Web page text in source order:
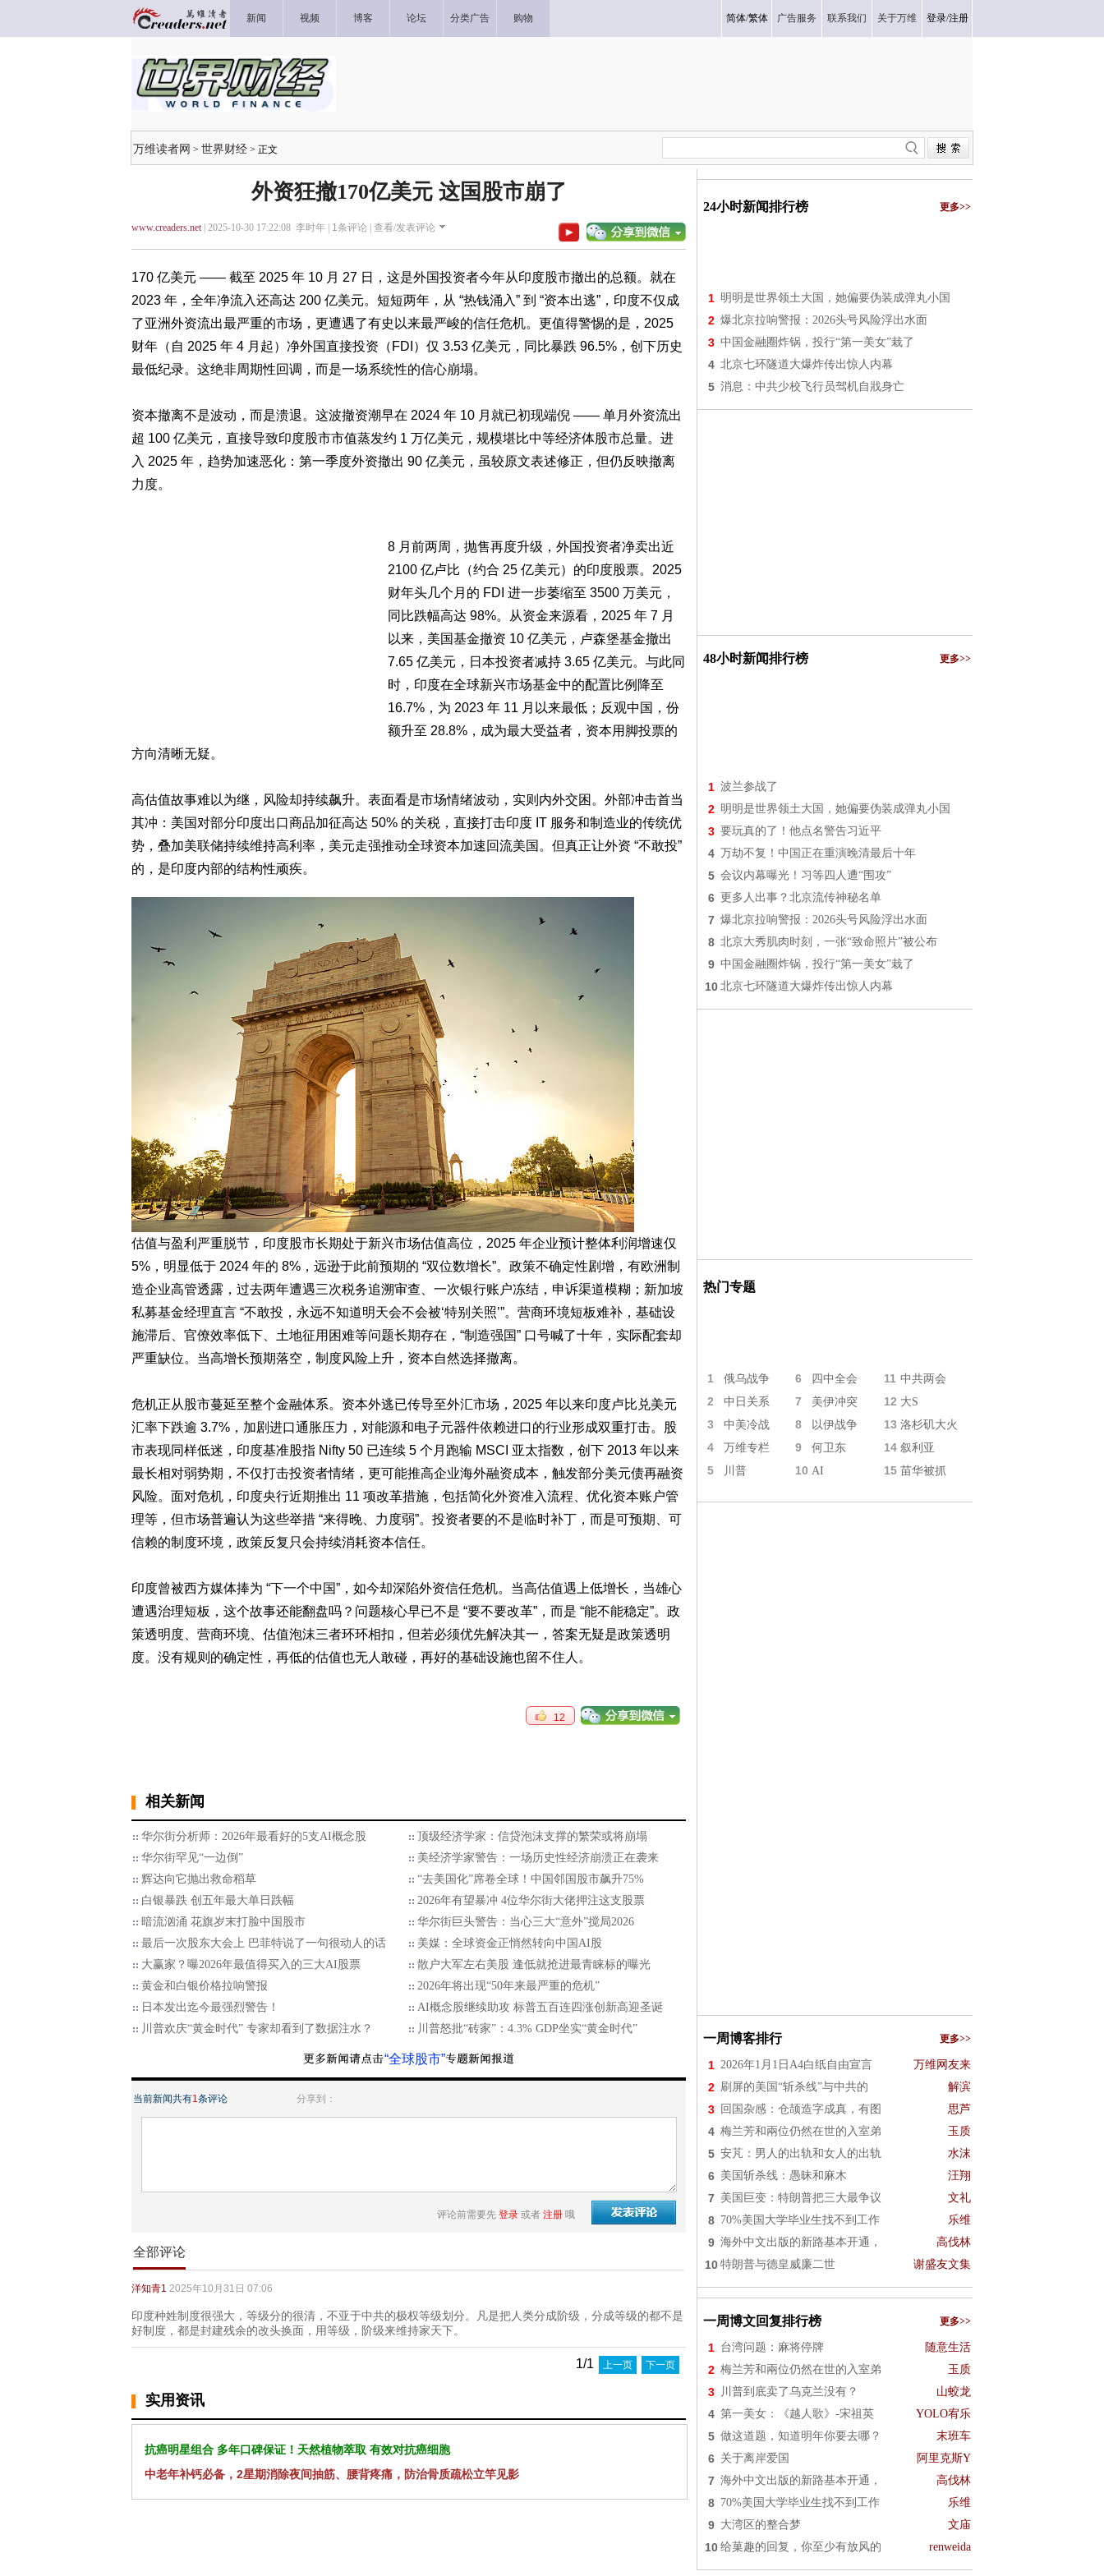
新闻 视频 博客 论坛 分类广告 购物 简体/繁体 广告服务 联系我们 关于万维 登录/注册
万维读者网 > 世界财经 > 正文
外资狂撤170亿美元 这国股市崩了
www.creaders.net| 2025-10-30 17:22:08 李时年 | 1条评论 | 查看/发表评论
170 亿美元 —— 截至 2025 年 10 月 27 日，这是外国投资者今年从印度股市撤出的总额。就在
2023 年，全年净流入还高达 200 亿美元。短短两年，从 “热钱涌入” 到 “资本出逃”，印度不仅成
了亚洲外资流出最严重的市场，更遭遇了有史以来最严峻的信任危机。更值得警惕的是，2025
财年（自 2025 年 4 月起）净外国直接投资（FDI）仅 3.53 亿美元，同比暴跌 96.5%，创下历史
最低纪录。这绝非周期性回调，而是一场系统性的信心崩塌。
资本撤离不是波动，而是溃退。这波撤资潮早在 2024 年 10 月就已初现端倪 —— 单月外资流出
超 100 亿美元，直接导致印度股市市值蒸发约 1 万亿美元，规模堪比中等经济体股市总量。进
入 2025 年，趋势加速恶化：第一季度外资撤出 90 亿美元，虽较原文表述修正，但仍反映撤离
力度。
8 月前两周，抛售再度升级，外国投资者净卖出近
2100 亿卢比（约合 25 亿美元）的印度股票。2025
财年头几个月的 FDI 进一步萎缩至 3500 万美元，
同比跌幅高达 98%。从资金来源看，2025 年 7 月
以来，美国基金撤资 10 亿美元，卢森堡基金撤出
7.65 亿美元，日本投资者减持 3.65 亿美元。与此同
时，印度在全球新兴市场基金中的配置比例降至
16.7%，为 2023 年 11 月以来最低；反观中国，份
额升至 28.8%，成为最大受益者，资本用脚投票的
方向清晰无疑。
高估值故事难以为继，风险却持续飙升。表面看是市场情绪波动，实则内外交困。外部冲击首当
其冲：美国对部分印度出口商品加征高达 50% 的关税，直接打击印度 IT 服务和制造业的传统优
势，叠加美联储持续维持高利率，美元走强推动全球资本加速回流美国。但真正让外资 “不敢投”
的，是印度内部的结构性顽疾。
估值与盈利严重脱节，印度股市长期处于新兴市场估值高位，2025 年企业预计整体利润增速仅
5%，明显低于 2024 年的 8%，远逊于此前预期的 “双位数增长”。政策不确定性剧增，有欧洲制
造企业高管透露，过去两年遭遇三次税务追溯审查、一次银行账户冻结，申诉渠道模糊；新加坡
私募基金经理直言 “不敢投，永远不知道明天会不会被‘特别关照’”。营商环境短板难补，基础设
施滞后、官僚效率低下、土地征用困难等问题长期存在，“制造强国” 口号喊了十年，实际配套却
严重缺位。当高增长预期落空，制度风险上升，资本自然选择撤离。
危机正从股市蔓延至整个金融体系。资本外逃已传导至外汇市场，2025 年以来印度卢比兑美元
汇率下跌逾 3.7%，加剧进口通胀压力，对能源和电子元器件依赖进口的行业形成双重打击。股
市表现同样低迷，印度基准股指 Nifty 50 已连续 5 个月跑输 MSCI 亚太指数，创下 2013 年以来
最长相对弱势期，不仅打击投资者情绪，更可能推高企业海外融资成本，触发部分美元债再融资
风险。面对危机，印度央行近期推出 11 项改革措施，包括简化外资准入流程、优化资本账户管
理等，但市场普遍认为这些举措 “来得晚、力度弱”。投资者要的不是临时补丁，而是可预期、可
信赖的制度环境，政策反复只会持续消耗资本信任。
印度曾被西方媒体捧为 “下一个中国”，如今却深陷外资信任危机。当高估值遇上低增长，当雄心
遭遇治理短板，这个故事还能翻盘吗？问题核心早已不是 “要不要改革”，而是 “能不能稳定”。政
策透明度、营商环境、估值泡沫三者环环相扣，但若必须优先解决其一，答案无疑是政策透明
度。没有规则的确定性，再低的估值也无人敢碰，再好的基础设施也留不住人。
12
相关新闻
华尔街分析师：2026年最看好的5支AI概念股
顶级经济学家：信贷泡沫支撑的繁荣或将崩塌
华尔街罕见“一边倒”
美经济学家警告：一场历史性经济崩溃正在袭来
辉达向它抛出救命稻草
“去美国化”席卷全球！中国邻国股市飙升75%
白银暴跌 创五年最大单日跌幅
2026年有望暴冲 4位华尔街大佬押注这支股票
暗流汹涌 花旗岁末打脸中国股市
华尔街巨头警告：当心三大“意外”搅局2026
最后一次股东大会上 巴菲特说了一句很动人的话
美媒：全球资金正悄然转向中国AI股
大赢家？曝2026年最值得买入的三大AI股票
散户大军左右美股 逢低就抢进最青睐标的曝光
黄金和白银价格拉响警报
2026年将出现“50年来最严重的危机”
日本发出迄今最强烈警告！
AI概念股继续助攻 标普五百连四涨创新高迎圣诞
川普欢庆“黄金时代” 专家却看到了数据注水？
川普怒批“砖家”：4.3% GDP坐实“黄金时代”
“全球股市”
当前新闻共有1条评论 分享到：
评论前需要先 登录 或者 注册 哦
全部评论
洋知青1 2025年10月31日 07:06
印度种姓制度很强大，等级分的很清，不亚于中共的极权等级划分。凡是把人类分成阶级，分成等级的都不是
好制度，都是封建残余的改头换面，用等级，阶级来维持家天下。
1/1 上一页 下一页
实用资讯
抗癌明星组合 多年口碑保证！天然植物萃取 有效对抗癌细胞
中老年补钙必备，2星期消除夜间抽筋、腰背疼痛，防治骨质疏松立竿见影
24小时新闻排行榜 更多>>
1 明明是世界领土大国，她偏要伪装成弹丸小国
2 爆北京拉响警报：2026头号风险浮出水面
3 中国金融圈炸锅，投行“第一美女”栽了
4 北京七环隧道大爆炸传出惊人内幕
5 消息：中共少校飞行员驾机自戕身亡
48小时新闻排行榜 更多>>
1 波兰参战了
2 明明是世界领土大国，她偏要伪装成弹丸小国
3 要玩真的了！他点名警告习近平
4 万劫不复！中国正在重演晚清最后十年
5 会议内幕曝光！习等四人遭“围攻”
6 更多人出事？北京流传神秘名单
7 爆北京拉响警报：2026头号风险浮出水面
8 北京大秀肌肉时刻，一张“致命照片”被公布
9 中国金融圈炸锅，投行“第一美女”栽了
10 北京七环隧道大爆炸传出惊人内幕
热门专题
1 俄乌战争 6 四中全会 11 中共两会
2 中日关系 7 美伊冲突 12 大S
3 中美冷战 8 以伊战争 13 洛杉矶大火
4 万维专栏 9 何卫东 14 叙利亚
5 川普 10 AI 15 苗华被抓
一周博客排行 更多>>
1 2026年1月1日A4白纸自由宣言 万维网友来
2 刷屏的美国“斩杀线”与中共的 解滨
3 回国杂感：仓颉造字成真，有图 思芦
4 梅兰芳和兩位仍然在世的入室弟 玉质
5 安芃：男人的出轨和女人的出轨 水沫
6 美国斩杀线：愚昧和麻木 汪翔
7 美国巨变：特朗普把三大最争议 文礼
8 70%美国大学毕业生找不到工作 乐维
9 海外中文出版的新路基本开通， 高伐林
10 特朗普与德皇威廉二世 谢盛友文集
一周博文回复排行榜 更多>>
1 台湾问题：麻将停牌 随意生活
2 梅兰芳和兩位仍然在世的入室弟 玉质
3 川普到底卖了乌克兰没有？ 山蛟龙
4 第一美女：《越人歌》-宋祖英 YOLO宥乐
5 做这道题，知道明年你要去哪？ 末班车
6 关于离岸爱国 阿里克斯Y
7 海外中文出版的新路基本开通， 高伐林
8 70%美国大学毕业生找不到工作 乐维
9 大湾区的整合梦 文庙
10 给菓趣的回复，你至少有放风的 renweida